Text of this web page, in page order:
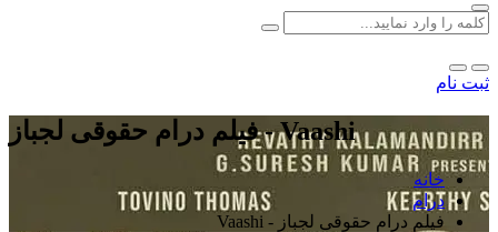
ثبت نام
فیلم درام حقوقی لجباز - Vaashi
خانه
درام
فیلم درام حقوقی لجباز - Vaashi